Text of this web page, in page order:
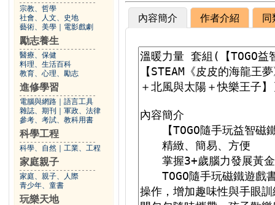
宗教、哲學
社會、人文、史地
藝術、美學
電影戲劇
勵志養生
醫療、保健
料理、生活百科
教育、心理、勵志
進修學習
電腦與網路
語言工具
雜誌、期刊
軍政、法律
參考、考試、教科用書
科學工程
科學、自然 工業、工程
家庭親子
家庭、親子、人際
青少年、童書
玩樂天地
內容簡介 作者介紹 同